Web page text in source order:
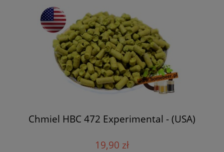
Chmiel HBC 472 Experimental - (USA)
19,90 zł